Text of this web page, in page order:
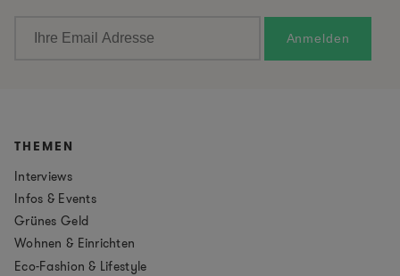
THEMEN
Interviews
Infos & Events
Grünes Geld
Wohnen & Einrichten
Eco-Fashion & Lifestyle